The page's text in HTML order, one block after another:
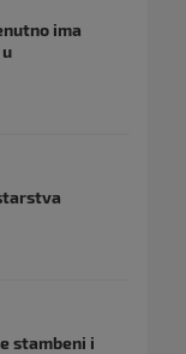
ima
stambeni i